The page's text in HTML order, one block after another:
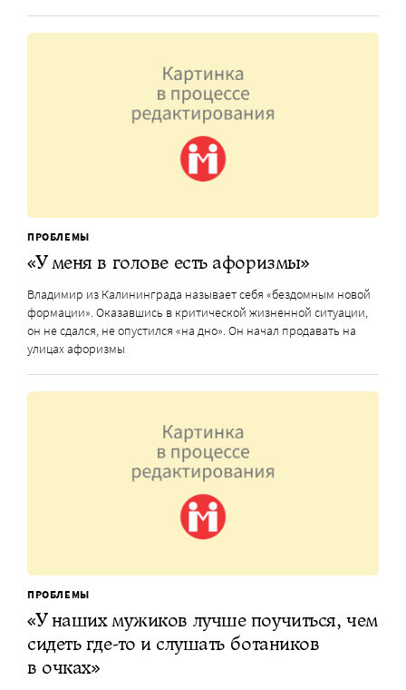
ПРОБЛЕМЫ
«У меня в голове есть афоризмы»
Владимир из Калининграда называет себя «бездомным новой
формации». Оказавшись в критической жизненной ситуации,
он не сдался, не опустился «на дно». Он начал продавать на
улицах афоризмы
ПРОБЛЕМЫ
«У наших мужиков лучше поучиться, чем
сидеть где-то и слушать ботаников
в очках»